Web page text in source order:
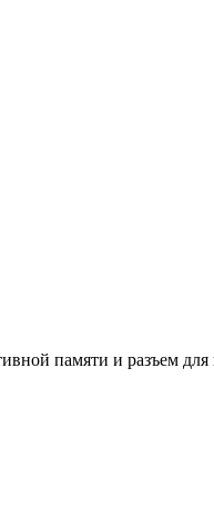
памяти и разъем для